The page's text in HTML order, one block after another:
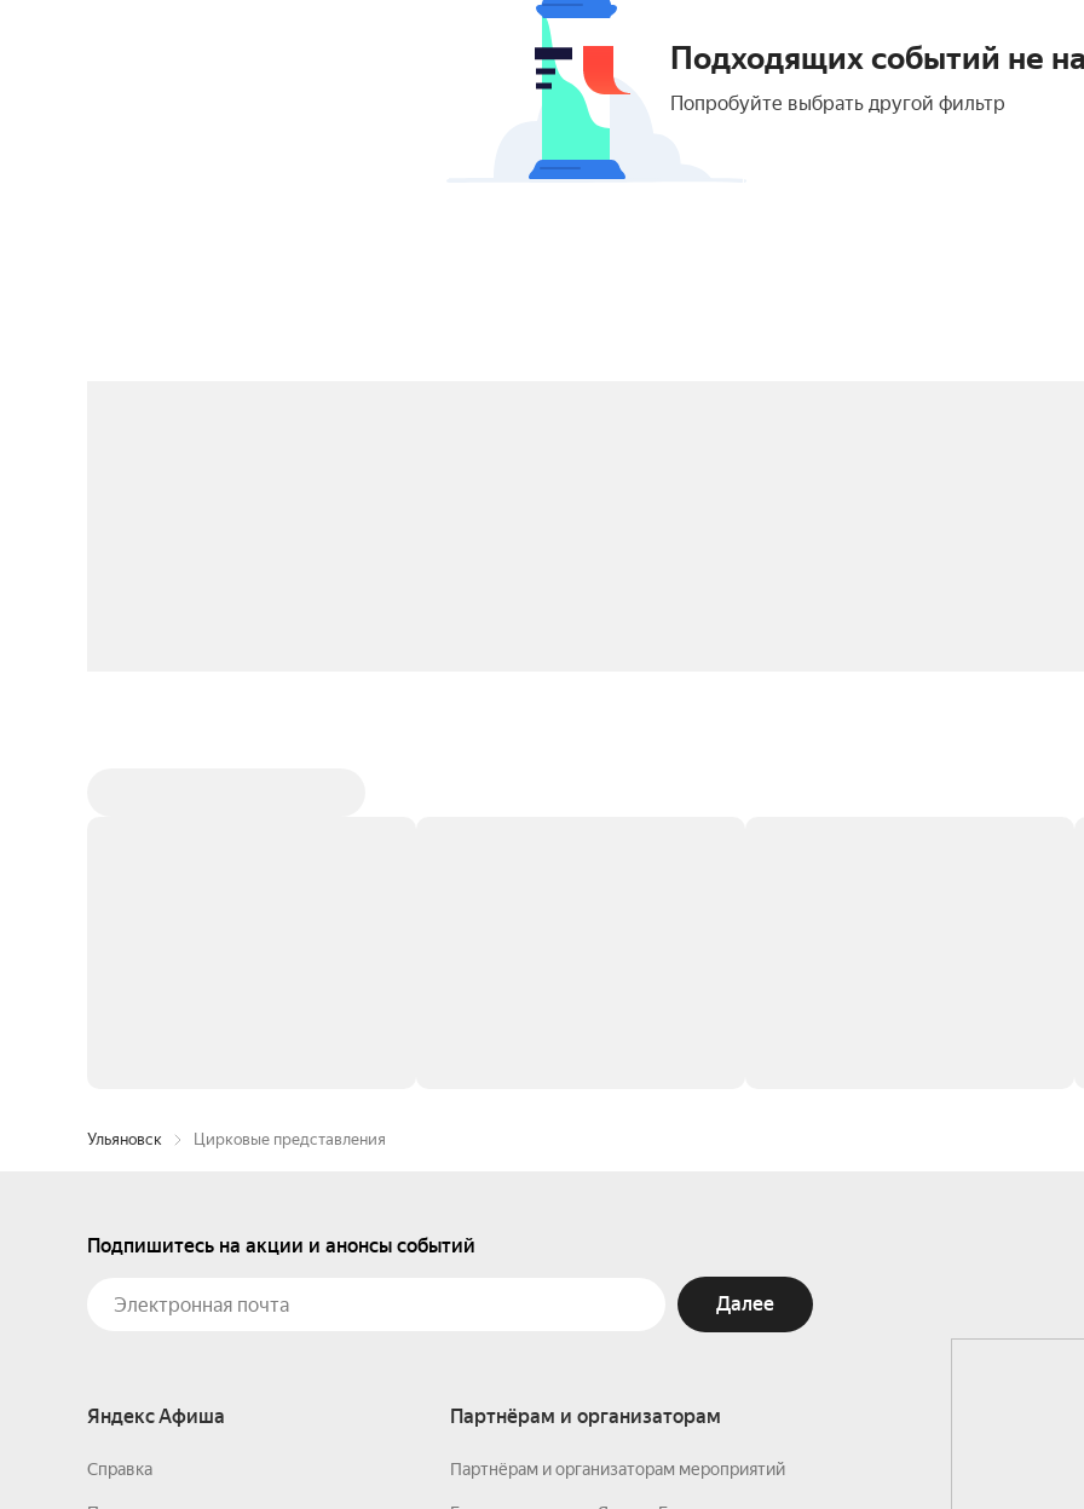
Подходящих событий не
Попробуйте выбрать другой фильтр
Ульяновск Цирковые представления
Подпишитесь на акции и анонсы событий
Далее
Яндекс Афиша
Справка
Партнёрам и организаторам
Партнёрам и организаторам мероприятий